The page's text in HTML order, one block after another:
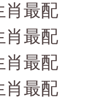
肖最配
肖最配
肖最配
肖最配